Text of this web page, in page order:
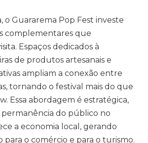
o Guararema Pop Fest investe
complementares que
Espaços dedicados à
de produtos artesanais e
ampliam a conexão entre
tornando o festival mais do que
Essa abordagem é estratégica,
permanência do público no
a economia local, gerando
para o comércio e para o turismo.